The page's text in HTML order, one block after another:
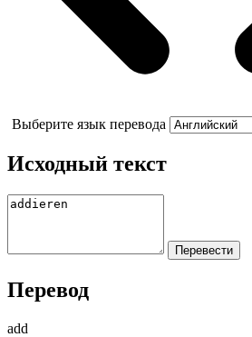
Выберите язык перевода
Исходный текст
Перевод
add